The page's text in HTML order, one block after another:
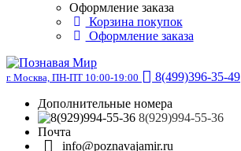
Оформление заказа
Корзина покупок
Оформление заказа
г. Москва, ПН-ПТ 10:00-19:00
8(499)396-35-49
Дополнительные номера
8(929)994-55-36
Почта
info@poznavajamir.ru